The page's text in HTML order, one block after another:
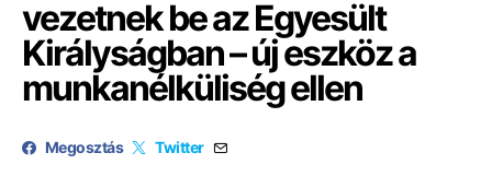
vezetnek be az Egyesült
Királyságban – új eszköz a
munkanélküliség ellen
Megosztás Twitter